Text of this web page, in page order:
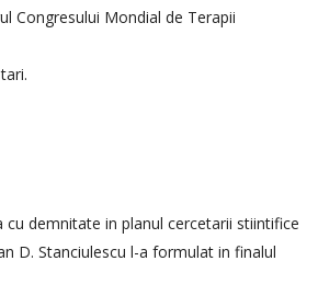
Congresului Mondial de Terapii
cu demnitate in planul cercetarii stiintifice
D. Stanciulescu l-a formulat in finalul